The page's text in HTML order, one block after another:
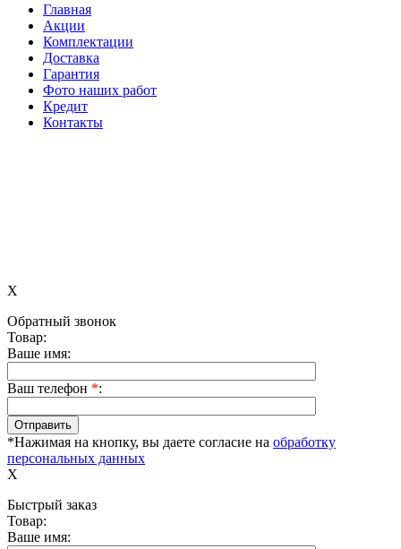
Главная
Акции
Комплектации
Доставка
Гарантия
Фото наших работ
Кредит
Контакты
X
Обратный звонок
Товар:
Ваше имя:
Ваш телефон *:
*Нажимая на кнопку, вы даете согласие на обработку
персональных данных
X
Быстрый заказ
Товар:
Ваше имя: